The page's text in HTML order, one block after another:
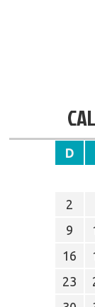
D
2
9
16
23